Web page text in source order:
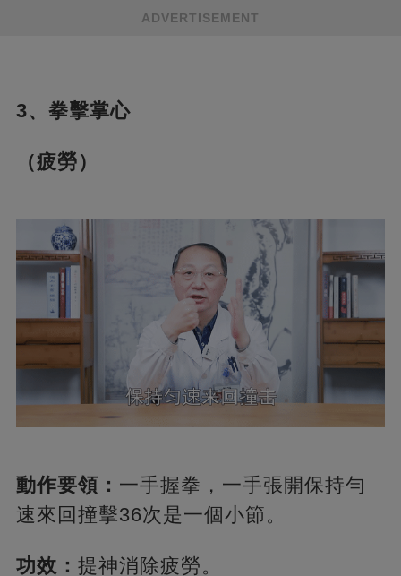
ADVERTISEMENT
3、拳擊掌心
（疲勞）
動作要領： 一手握拳，一手張開保持勻
速來回撞擊36次是一個小節。
功效： 提神消除疲勞。